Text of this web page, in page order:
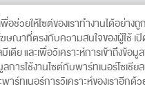
บพัสดุ
พื้นที่ให้บริการ
สินค้าและคูป
โปรโมชั่นแล
พื่อช่วยให้ไซต์ของเราทำงานได้อย่าง
ฆษณาที่ตรงกับความสนใจของผู้ใช้
เดีย และเพื่อวิเคราะห์การเข้าถึงข้อมูล
การใช้งานไซต์กับพาร์ทเนอร์โซเชีย
าร์ทเนอร์การวิเคราะห์ของเราอีกด้